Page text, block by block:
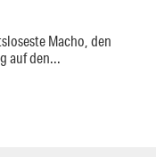
Macho, den
auf den...